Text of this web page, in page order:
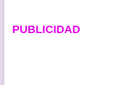
PUBLICIDAD